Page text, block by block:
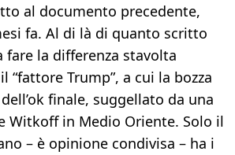
al documento precedente,
fa. Al di là di quanto scritto
fare la differenza stavolta
“fattore Trump”, a cui la bozza
finale, suggellato da una
Witkoff in Medio Oriente. Solo il
– è opinione condivisa – ha i